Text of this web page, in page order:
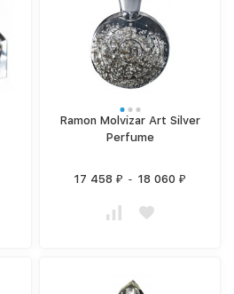
Ramon Molvizar Art Silver
Perfume
17 458₽ - 18 060₽